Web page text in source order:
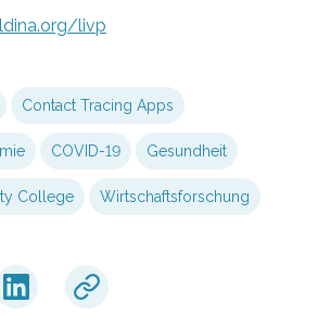
livp
Contact Tracing Apps
COVID-19 Gesundheit
College Wirtschaftsforschung